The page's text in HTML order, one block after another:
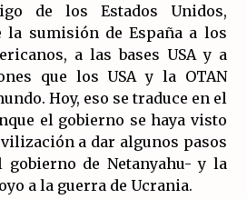
abierta de los CLER en Alaquàs
una alternativa a las obras aprobadas
Saleta y la línea C3.
2026
de Estambul por un Frente Común
OTAN, el Imperialismo y la Guerra.
2026
no tiene la culpa en Los Gallardos
de los Estados Unidos,
la sumisión de España a los
a las bases USA y a
que los USA y la OTAN
Hoy, eso se traduce en el
el gobierno se haya visto
a dar algunos pasos
gobierno de Netanyahu- y la
a la guerra de Ucrania.